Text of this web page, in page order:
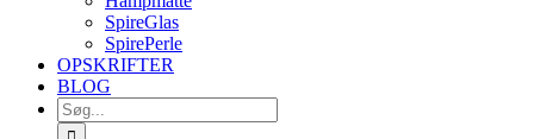
SpireGlas
SpirePerle
OPSKRIFTER
BLOG
Søg
efter: